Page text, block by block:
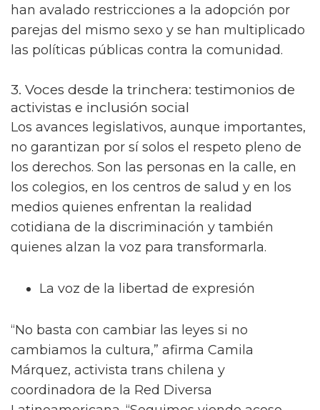
han avalado restricciones a la adopción por
parejas del mismo sexo y se han multiplicado
las políticas públicas contra la comunidad.
3. Voces desde la trinchera: testimonios de
activistas e inclusión social
Los avances legislativos, aunque importantes,
no garantizan por sí solos el respeto pleno de
los derechos. Son las personas en la calle, en
los colegios, en los centros de salud y en los
medios quienes enfrentan la realidad
cotidiana de la discriminación y también
quienes alzan la voz para transformarla.
La voz de la libertad de expresión
“No basta con cambiar las leyes si no
cambiamos la cultura,” afirma Camila
Márquez, activista trans chilena y
coordinadora de la Red Diversa